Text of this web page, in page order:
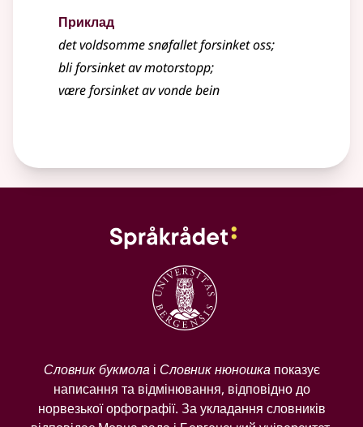
Приклад
det voldsomme snøfalletforsinketoss;
bli forsinket av motorstopp;
være forsinket av vonde bein
Словник букмолаі Словник нюношкапоказує
написання та відмінювання, відповідно до
норвезької орфографії. За укладання словників